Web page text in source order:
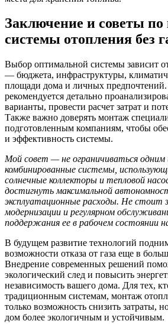
Заключение и советы
системы отопления без
Выбор оптимальной системы зависит
— бюджета, инфраструктуры,
площади дома и личных предпочтений.
рекомендуется детально
варианты, провести расчет затрат и
Также важно доверять монтаж
подготовленным компаниям, чтобы
и эффективность системы.
Мой совет — не ограничиваться одним
комбинированные системы,
солнечные коллекторы и тепловой
достигнуть максимальной
эксплуатационные расходы. Не стоит
модернизации и регулярном
поддержания ее в рабочем состоянии
В будущем развитие технологий
возможности отказа от газа еще в
Внедрение современных решений
экологический след и повысить
независимость вашего дома. Для тех,
традиционным системам, монтаж
только возможность снизить затраты,
дом более экологичным и устойчивым.